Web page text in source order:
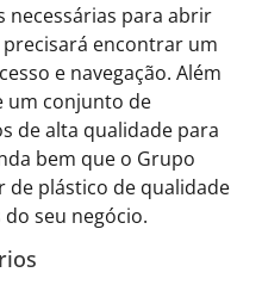
necessárias para abrir
encontrar um
e navegação. Além
um conjunto de
de alta qualidade para
bem que o Grupo
de plástico de qualidade
seu negócio.